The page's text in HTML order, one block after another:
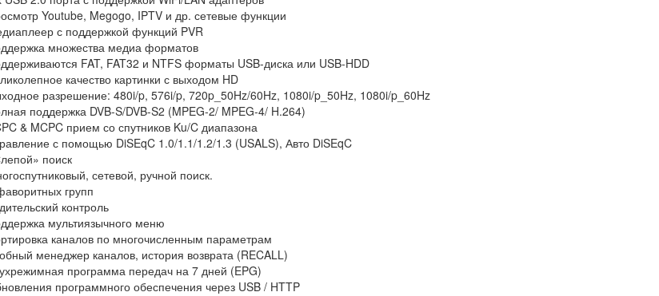
Youtube, Megogo, IPTV и др. сетевые функции
с поддержкой функций PVR
множества медиа форматов
FAT, FAT32 и NTFS форматы USB-диска или USB-HDD
качество картинки с выходом HD
разрешение: 480i/p, 576i/p, 720p_50Hz/60Hz, 1080i/p_50Hz, 1080i/p_60Hz
поддержка DVB-S/DVB-S2 (MPEG-2/ MPEG-4/ H.264)
& MCPC прием со спутников Ku/C диапазона
с помощью DiSEqC 1.0/1.1/1.2/1.3 (USALS), Авто DiSEqC
поиск
сетевой, ручной поиск.
групп
контроль
мультиязычного меню
каналов по многочисленным параметрам
менеджер каналов, история возврата (RECALL)
программа передач на 7 дней (EPG)
программного обеспечения через USB / HTTP